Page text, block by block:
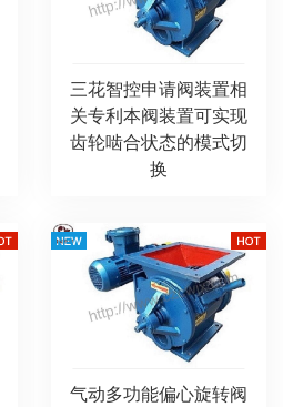
三花智控申请阀装置相
关专利本阀装置可实现
齿轮啮合状态的模式切
换
气动多功能偏心旋转阀